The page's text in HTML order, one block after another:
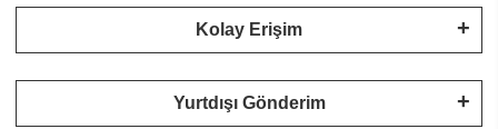
Kolay Erişim
Yurtdışı Gönderim